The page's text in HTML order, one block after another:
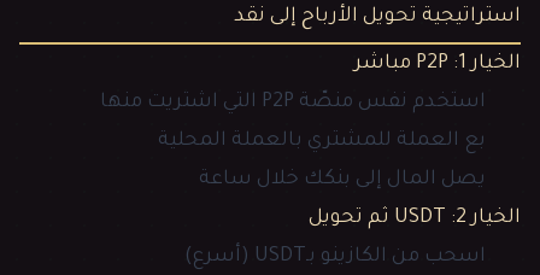
استراتيجية تحويل الأرباح إلى نقد
الخيار 1: P2P مباشر
استخدم نفس منصّة P2P التي اشتريت منها
بع العملة للمشتري بالعملة المحلية
يصل المال إلى بنكك خلال ساعة
الخيار 2: USDT ثم تحويل
اسحب من الكازينو بـUSDT (أسرع)